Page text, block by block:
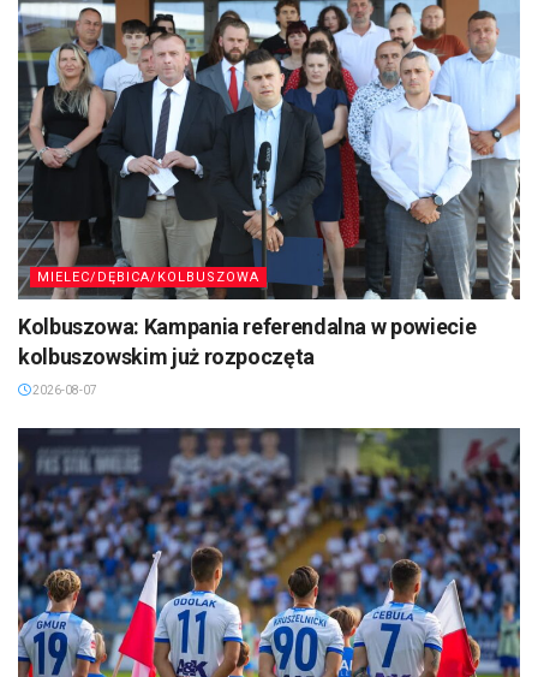
MIELEC/DĘBICA/KOLBUSZOWA
Kolbuszowa: Kampania referendalna w powiecie
kolbuszowskim już rozpoczęta
2026-08-07